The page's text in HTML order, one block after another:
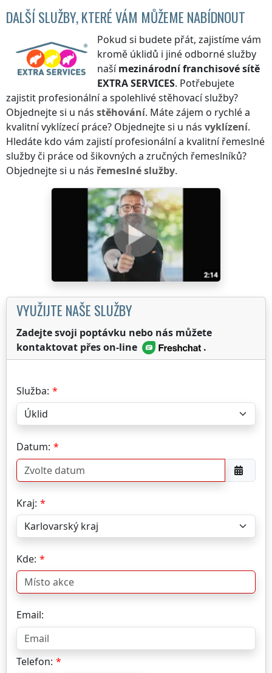
DALŠÍ SLUŽBY, KTERÉ VÁM MŮŽEME NABÍDNOUT
Pokud si budete přát, zajistíme vám
kromě úklidů i jiné odborné služby
našímezinárodní franchisové sítě
EXTRA SERVICES. Potřebujete
zajistit profesionální a spolehlivé stěhovací služby?
Objednejte si u nás stěhování. Máte zájem o rychlé a
kvalitní vyklízecí práce? Objednejte si u nás vyklízení.
Hledáte kdo vám zajistí profesionální a kvalitní řemeslné
služby či práce od šikovných a zručných řemeslníků?
Objednejte si u nás řemeslné služby.
VYUŽIJTE NAŠE SLUŽBY
Zadejte svoji poptávku nebo nás můžete
kontaktovat přes on-line
.
Služba:
Datum:
Kraj:
Kde:
Email:
Telefon: